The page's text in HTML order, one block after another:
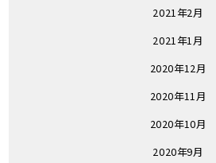
2021年2月
2021年1月
2020年12月
2020年11月
2020年10月
2020年9月